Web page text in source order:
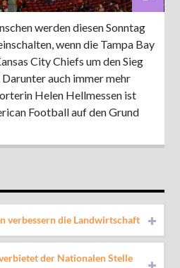
werden diesen Sonntag
wenn die Tampa Bay
City Chiefs um den Sieg
auch immer mehr
Helen Hellmessen ist
Football auf den Grund
verbessern die Landwirtschaft
der Nationalen Stelle